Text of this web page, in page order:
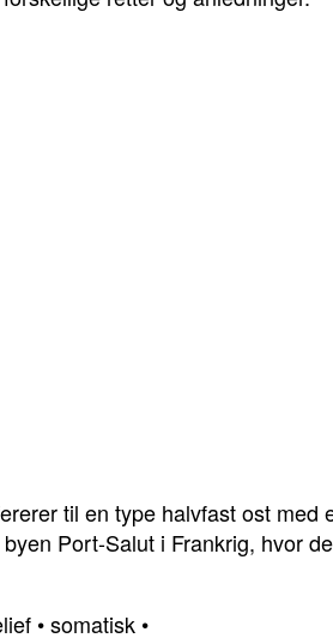
til en type halvfast ost med
Port-Salut i Frankrig, hvor
•somatisk •